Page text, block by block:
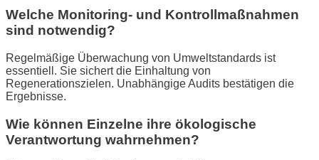
Welche Monitoring- und Kontrollmaßnahmen
sind notwendig?
Regelmäßige Überwachung von Umweltstandards ist
essentiell. Sie sichert die Einhaltung von
Regenerationszielen. Unabhängige Audits bestätigen die
Ergebnisse.
Wie können Einzelne ihre ökologische
Verantwortung wahrnehmen?